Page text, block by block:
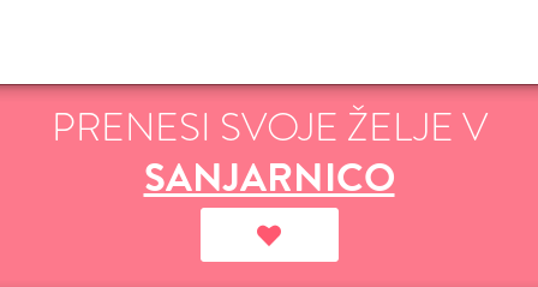
PRENESI SVOJE ŽELJE V
SANJARNICO